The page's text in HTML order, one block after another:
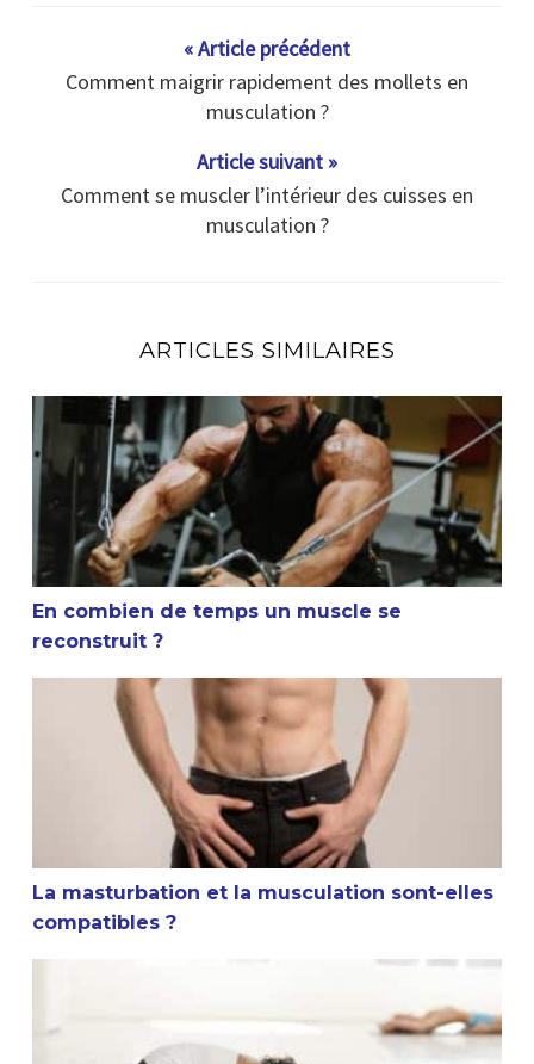
« Article précédent
Comment maigrir rapidement des mollets en
musculation ?
Article suivant »
Comment se muscler l’intérieur des cuisses en
musculation ?
ARTICLES SIMILAIRES
En combien de temps un muscle se reconstruit ?
En combien de temps un muscle se
reconstruit ?
La masturbation et la musculation sont-elles
La masturbation et la musculation sont-elles
compatibles ?
Conseil sportif : Faut-il s’étirer après la musculation ?